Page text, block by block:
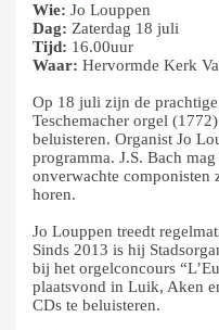
Wie: Jo Louppen
Dag: Zaterdag 18 juli
Tijd: 16.00uur
Waar: Hervormde Kerk
Op 18 juli zijn de
Teschemacher orgel
beluisteren. Organist Jo
programma. J.S. Bach
onverwachte componisten
horen.
Jo Louppen treedt
Sinds 2013 is hij
bij het orgelconcours
plaatsvond in Luik, Aken
CDs te beluisteren.